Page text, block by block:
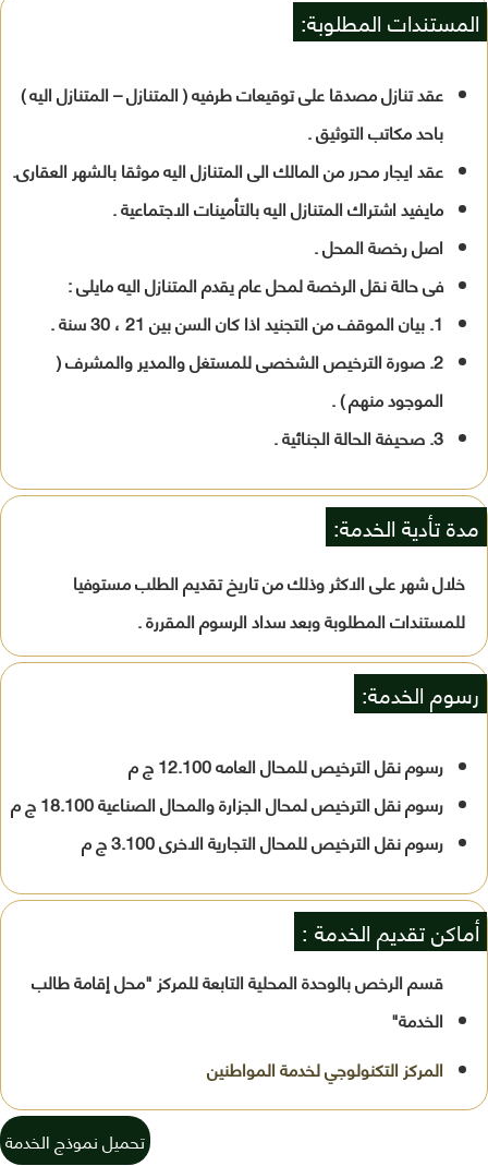
المستندات المطلوبة:
عقد تنازل مصدقا على توقيعات طرفيه ( المتنازل – المتنازل اليه )
باحد مكاتب التوثيق .
عقد ايجار محرر من المالك الى المتنازل اليه موثقا بالشهر العقارى.
مايفيد اشتراك المتنازل اليه بالتأمينات الاجتماعية .
اصل رخصة المحل .
فى حالة نقل الرخصة لمحل عام يقدم المتنازل اليه مايلى :
1. بيان الموقف من التجنيد اذا كان السن بين 21 ، 30 سنة .
2. صورة الترخيص الشخصى للمستغل والمدير والمشرف (
الموجود منهم ) .
3. صحيفة الحالة الجنائية .
مدة تأدية الخدمة:
خلال شهر على الاكثر وذلك من تاريخ تقديم الطلب مستوفيا
للمستندات المطلوبة وبعد سداد الرسوم المقررة .
رسوم الخدمة:
رسوم نقل الترخيص للمحال العامه 12.100 ج م
رسوم نقل الترخيص لمحال الجزارة والمحال الصناعية 18.100 ج م
رسوم نقل الترخيص للمحال التجارية الاخرى 3.100 ج م
أماكن تقديم الخدمة :
قسم الرخص بالوحدة المحلية التابعة للمركز "محل إقامة طالب
الخدمة"
تحميل نموذج الخدمة